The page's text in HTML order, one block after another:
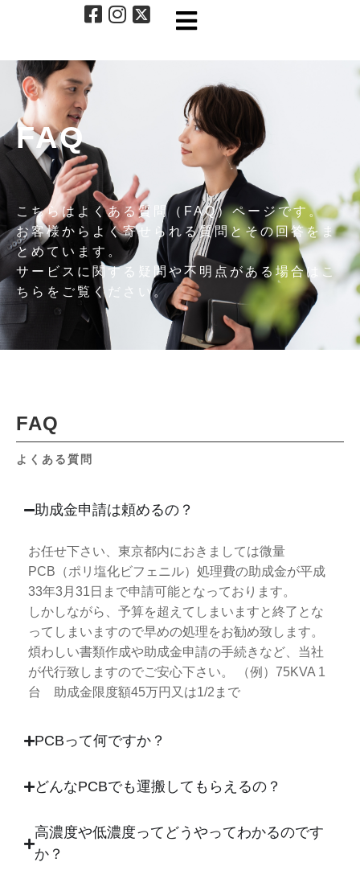
FAQ
こちらはよくある質問（FAQ）ページです。
お客様からよく寄せられる質問とその回答をま
とめています。
サービスに関する疑問や不明点がある場合はこ
ちらをご覧ください。
FAQ
よくある質問
助成金申請は頼めるの？
お任せ下さい、東京都内におきましては微量
PCB（ポリ塩化ビフェニル）処理費の助成金が平成
33年3月31日まで申請可能となっております。
しかしながら、予算を超えてしまいますと終了とな
ってしまいますので早めの処理をお勧め致します。
煩わしい書類作成や助成金申請の手続きなど、当社
が代行致しますのでご安心下さい。 （例）75KVA 1
台 助成金限度額45万円又は1/2まで
PCBって何ですか？
どんなPCBでも運搬してもらえるの？
高濃度や低濃度ってどうやってわかるのです
か？